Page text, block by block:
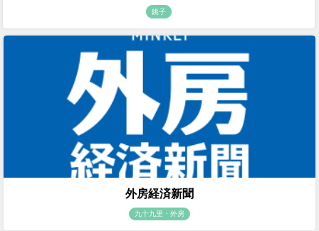
銚子
外房経済新聞
九十九里・外房